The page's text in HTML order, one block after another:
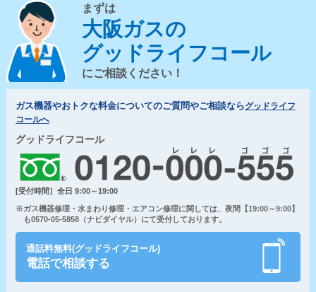
まずは
大阪ガスの
グッドライフコール
にご相談ください！
ガス機器やおトクな料金についてのご質問やご相談ならグッドライフ
コールへ
グッドライフコール
[受付時間］全日 9:00～19:00
※ガス機器修理・水まわり修理・エアコン修理に関しては、夜間【19:00～9:00】
も0570-05-5858（ナビダイヤル）にて受付しております。
通話料無料(グッドライフコール)
電話で相談する